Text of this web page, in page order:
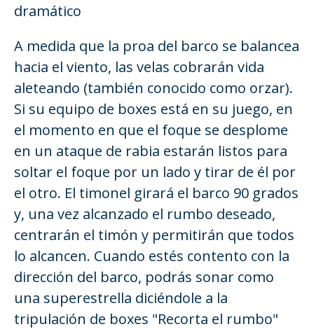
dramático
A medida que la proa del barco se balancea
hacia el viento, las velas cobrarán vida
aleteando (también conocido como orzar).
Si su equipo de boxes está en su juego, en
el momento en que el foque se desplome
en un ataque de rabia estarán listos para
soltar el foque por un lado y tirar de él por
el otro. El timonel girará el barco 90 grados
y, una vez alcanzado el rumbo deseado,
centrarán el timón y permitirán que todos
lo alcancen. Cuando estés contento con la
dirección del barco, podrás sonar como
una superestrella diciéndole a la
tripulación de boxes "Recorta el rumbo"